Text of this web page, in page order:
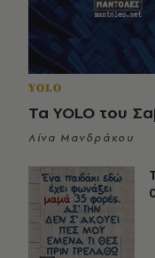
YOLO
Τα YOLO του
Λίνα Μανδράκου